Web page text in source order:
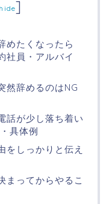
hide]
めたくなったら
社員・アルバイ
然辞めるのはNG
話が少し落ち着い
具体例
をしっかりと伝え
まってからやるこ